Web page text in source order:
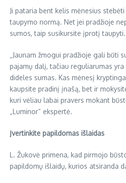
Ji pataria bent kelis mėnesius
taupymo normą. Net jei pradžioje
sumos, taip susikursite įprotį taupyti.
„Jaunam žmogui pradžioje gali būti
pajamų dalį, tačiau reguliarumas yra
dideles sumas. Kas mėnesį
kaupsite pradinį įnašą, bet ir
kuri vėliau labai pravers mokant
„Luminor“ ekspertė.
Įvertinkite papildomas išlaidas
L. Žukovė primena, kad pirmojo
papildomų išlaidų, kurios atsiranda